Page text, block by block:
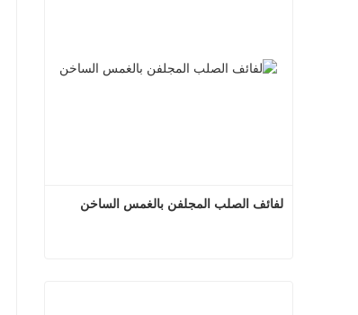
لفائف الصلب المجلفن بالغمس الساخن